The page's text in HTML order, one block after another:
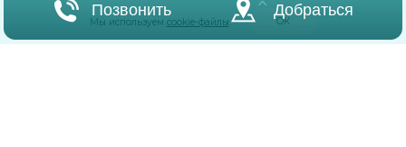
ОК
Мы используем cookie-файлы
Позвонить Добраться